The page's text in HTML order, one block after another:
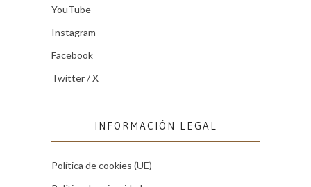
YouTube
Instagram
Facebook
Twitter / X
INFORMACIÓN LEGAL
Política de cookies (UE)